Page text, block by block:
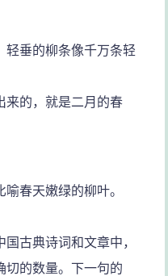
轻垂的柳条像千万条轻
来的，就是二月的春
春天嫩绿的柳叶。
古典诗词和文章中，
切的数量。下一句的